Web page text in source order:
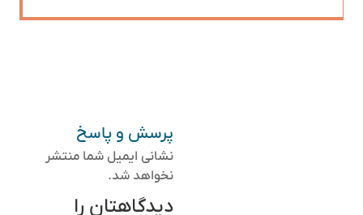
پرسش و پاسخ
نشانی ایمیل شما منتشر
نخواهد شد.
دیدگاهتان را